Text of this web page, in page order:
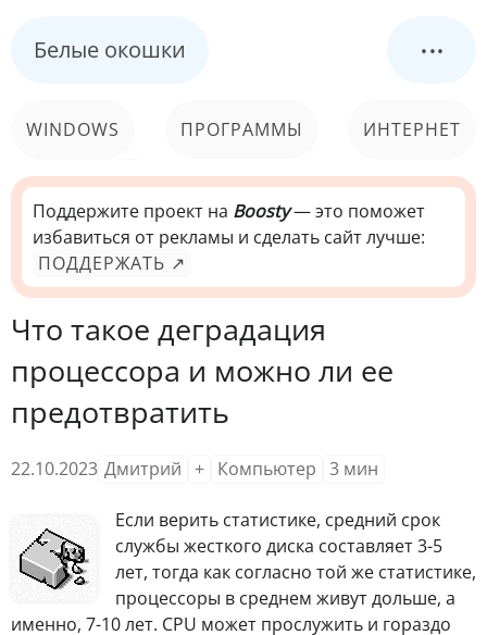
Белые окошки ...
WINDOWS ПРОГРАММЫ ИНТЕРНЕТ
КОМПЬЮТЕР
СИСТЕМА
Поддержите проект на Boosty— это поможет
избавиться от рекламы и сделать сайт лучше:
ПОДДЕРЖАТЬ ↗
Что такое деградация
процессора и можно ли ее
предотвратить
22.10.2023 Дмитрий + Компьютер 3 мин
Если верить статистике, средний срок
службы жесткого диска составляет 3-5
лет, тогда как согласно той же статистике,
процессоры в среднем живут дольше, а
именно, 7-10 лет. CPU может прослужить и гораздо